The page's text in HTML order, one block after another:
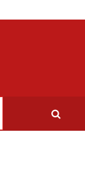
festivals d’été